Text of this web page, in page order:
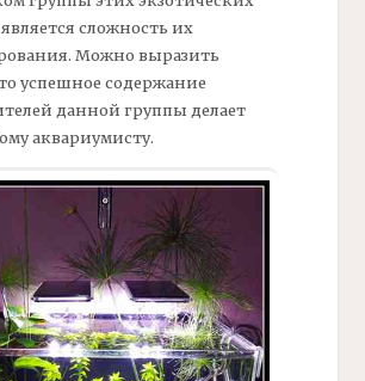
сложность их
Можно выразить
успешное содержание
данной группы делает
аквариумисту.